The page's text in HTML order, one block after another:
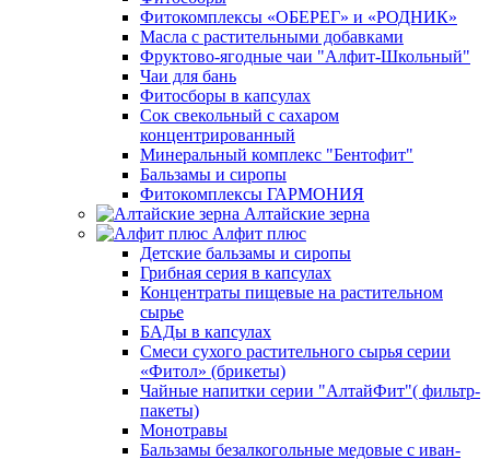
Фитокомплексы «ОБЕРЕГ» и «РОДНИК»
Масла с растительными добавками
Фруктово-ягодные чаи "Алфит-Школьный"
Чаи для бань
Фитосборы в капсулах
Сок свекольный с сахаром
концентрированный
Минеральный комплекс "Бентофит"
Бальзамы и сиропы
Фитокомплексы ГАРМОНИЯ
Алтайские зерна
Алфит плюс
Детские бальзамы и сиропы
Грибная серия в капсулах
Концентраты пищевые на растительном
сырье
БАДы в капсулах
Смеси сухого растительного сырья серии
«Фитол» (брикеты)
Чайные напитки серии "АлтайФит"( фильтр-
пакеты)
Монотравы
Бальзамы безалкогольные медовые с иван-